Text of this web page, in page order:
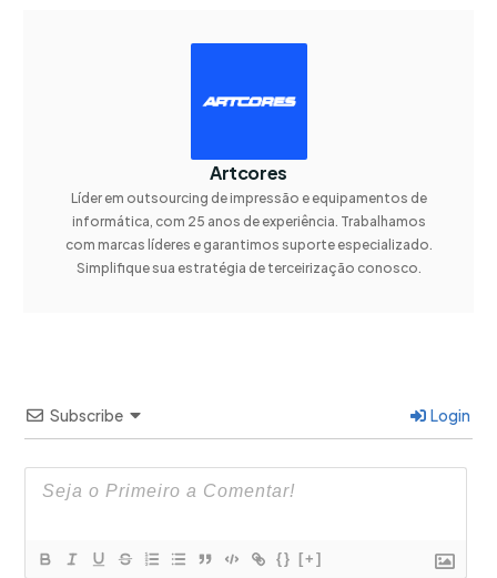
Artcores
Líder em outsourcing de impressão e equipamentos de
informática, com 25 anos de experiência. Trabalhamos
com marcas líderes e garantimos suporte especializado.
Simplifique sua estratégia de terceirização conosco.
Subscribe Login
{} [+]